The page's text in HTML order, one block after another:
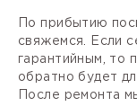
По прибытию
свяжемся. Если
гарантийным, то
обратно будет
После ремонта